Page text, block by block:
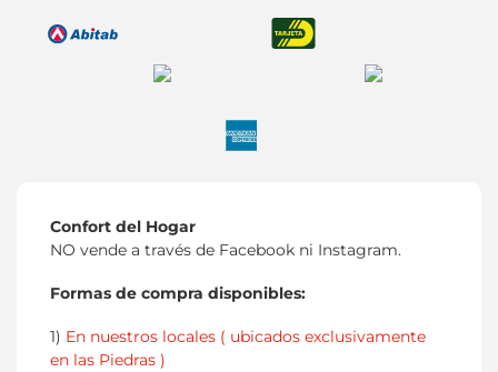
Confort del Hogar
NO vende a través de Facebook ni Instagram.
Formas de compra disponibles:
1) En nuestros locales ( ubicados exclusivamente
en las Piedras )